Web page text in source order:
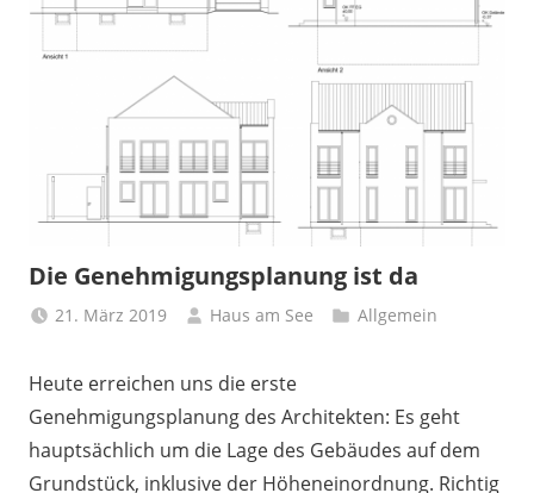
Die Genehmigungsplanung ist da
21. März 2019 Haus am See Allgemein
Heute erreichen uns die erste
Genehmigungsplanung des Architekten: Es geht
hauptsächlich um die Lage des Gebäudes auf dem
Grundstück, inklusive der Höheneinordnung. Richtig